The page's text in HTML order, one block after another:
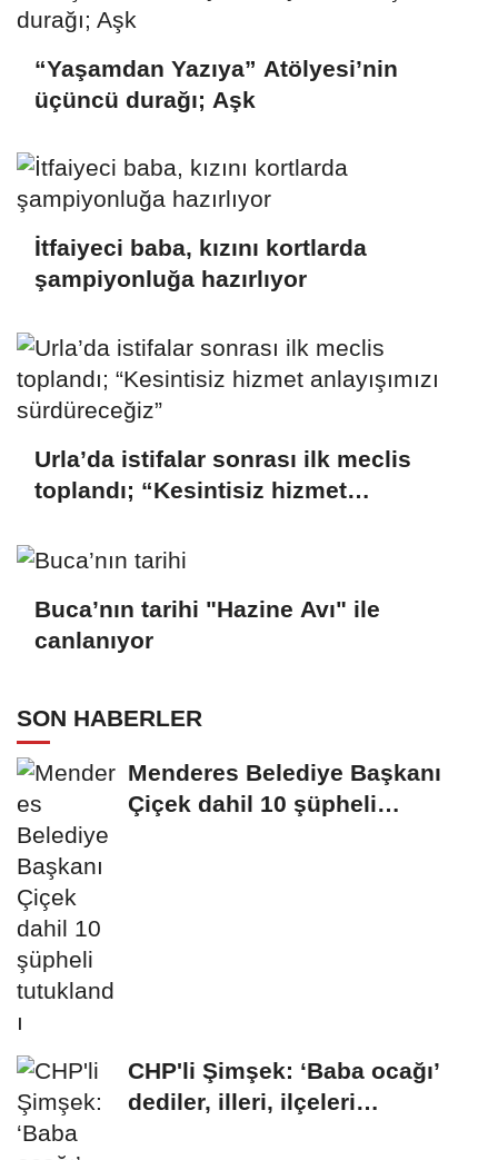
“Yaşamdan Yazıya” Atölyesi’nin
üçüncü durağı; Aşk
İtfaiyeci baba, kızını kortlarda
şampiyonluğa hazırlıyor
Urla’da istifalar sonrası ilk meclis
toplandı; “Kesintisiz hizmet
Buca’nın tarihi "Hazine Avı" ile
canlanıyor
SON HABERLER
Menderes Belediye Başkanı
Çiçek dahil 10 şüpheli
CHP'li Şimşek: ‘Baba ocağı’
dediler, illeri, ilçeleri